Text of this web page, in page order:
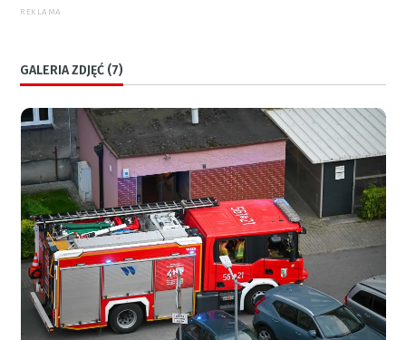
REKLAMA
GALERIA ZDJĘĆ (7)